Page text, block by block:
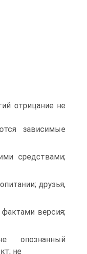
отрицание не
зависимые
средствами;
друзья,
версия;
опознанный
не